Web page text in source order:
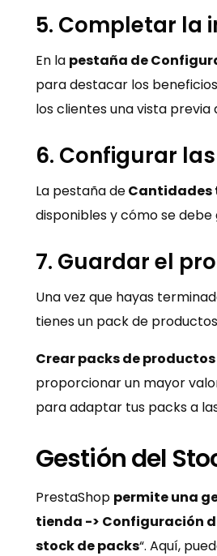
5. Completar la
En la pestaña de
para destacar los
los clientes una vista previa
6. Configurar
La pestaña deCantidades
disponibles y cómo se
7. Guardar el
Una vez que hayas
tienes un pack de
Crear packs de productos
proporcionar un mayor
para adaptar tus packs a
Gestión del
PrestaShop permite una
tienda -> Configuración
stock de packs“. Aquí,